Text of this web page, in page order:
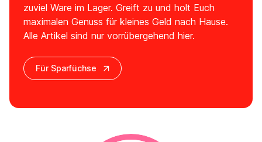
zuviel Ware im Lager. Greift zu und holt Euch
maximalen Genuss für kleines Geld nach Hause.
Alle Artikel sind nur vorrübergehend hier.
Für Sparfüchse